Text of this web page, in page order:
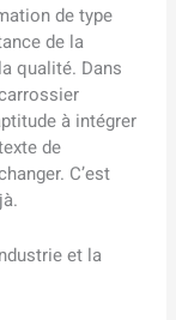
de type
de la
qualité. Dans
à intégrer
de
C’est
et la